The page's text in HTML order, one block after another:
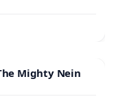
Mighty Nein